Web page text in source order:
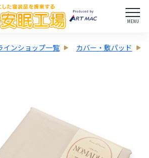
MENU
インショップ一覧 カバー・敷パッド